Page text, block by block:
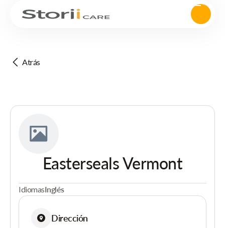
Atrás
Easterseals Vermont
IdiomasInglés
Dirección